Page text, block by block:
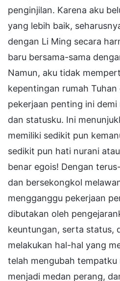
penginjilan. Karena aku
yang lebih baik,
dengan Li Ming secara
baru bersama-sama
Namun, aku tidak
kepentingan rumah
pekerjaan penting ini
dan statusku. Ini
memiliki sedikit pun
sedikit pun hati nurani
benar egois! Dengan
dan bersekongkol
mengganggu pekerjaan
dibutakan oleh
keuntungan, serta status,
melakukan hal-hal yang
telah mengubah tempatku
menjadi medan perang,